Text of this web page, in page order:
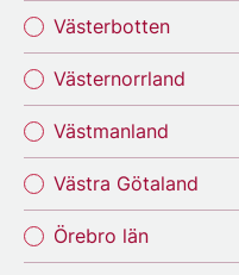
Västerbotten
Västernorrland
Västmanland
Västra Götaland
Örebro län